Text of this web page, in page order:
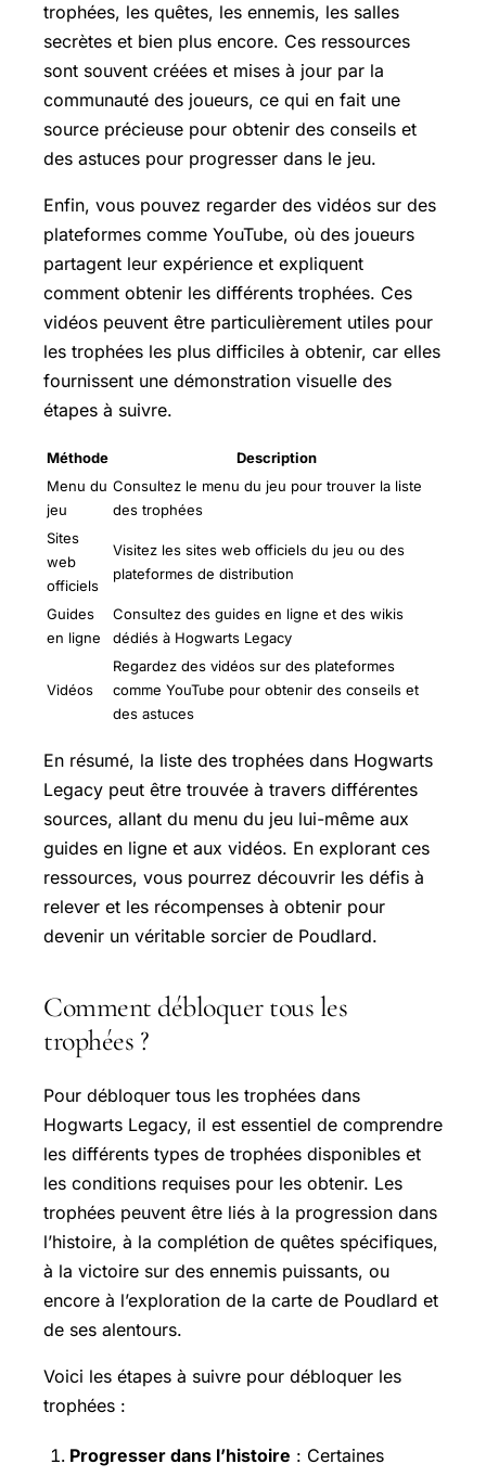
trophées, les quêtes, les ennemis, les salles
secrètes et bien plus encore. Ces ressources
sont souvent créées et mises à jour par la
communauté des joueurs, ce qui en fait une
source précieuse pour obtenir des conseils et
des astuces pour progresser dans le jeu.
Enfin, vous pouvez regarder des vidéos sur des
plateformes comme YouTube, où des joueurs
partagent leur expérience et expliquent
comment obtenir les différents trophées. Ces
vidéos peuvent être particulièrement utiles pour
les trophées les plus difficiles à obtenir, car elles
fournissent une démonstration visuelle des
étapes à suivre.
Méthode
Description
Menu du
jeu
Consultez le menu du jeu pour trouver la liste
des trophées
Sites
web
officiels
Visitez les sites web officiels du jeu ou des
plateformes de distribution
Guides
en ligne
Consultez des guides en ligne et des wikis
dédiés à Hogwarts Legacy
Vidéos
Regardez des vidéos sur des plateformes
comme YouTube pour obtenir des conseils et
des astuces
En résumé, la liste des trophées dans Hogwarts
Legacy peut être trouvée à travers différentes
sources, allant du menu du jeu lui-même aux
guides en ligne et aux vidéos. En explorant ces
ressources, vous pourrez découvrir les défis à
relever et les récompenses à obtenir pour
devenir un véritable sorcier de Poudlard.
Comment débloquer tous les
trophées ?
Pour débloquer tous les trophées dans
Hogwarts Legacy, il est essentiel de comprendre
les différents types de trophées disponibles et
les conditions requises pour les obtenir. Les
trophées peuvent être liés à la progression dans
l’histoire, à la complétion de quêtes spécifiques,
à la victoire sur des ennemis puissants, ou
encore à l’exploration de la carte de Poudlard et
de ses alentours.
Voici les étapes à suivre pour débloquer les
trophées :
Progresser dans l’histoire : Certaines